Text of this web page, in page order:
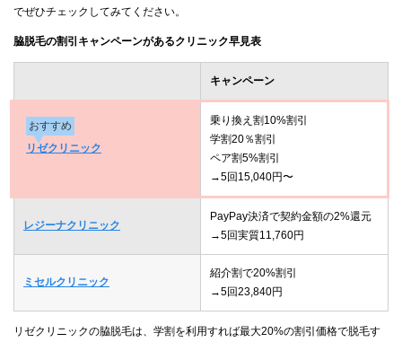
でぜひチェックしてみてください。
脇脱毛の割引キャンペーンがあるクリニック早見表
キャンペーン
おすすめ
リゼクリニック
乗り換え割10%割引
学割20％割引
ペア割5%割引
→5回15,040円〜
レジーナクリニック
PayPay決済で契約金額の2%還元
→5回実質11,760円
ミセルクリニック
紹介割で20%割引
→5回23,840円
リゼクリニックの脇脱毛は、学割を利用すれば最大20%の割引価格で脱毛す